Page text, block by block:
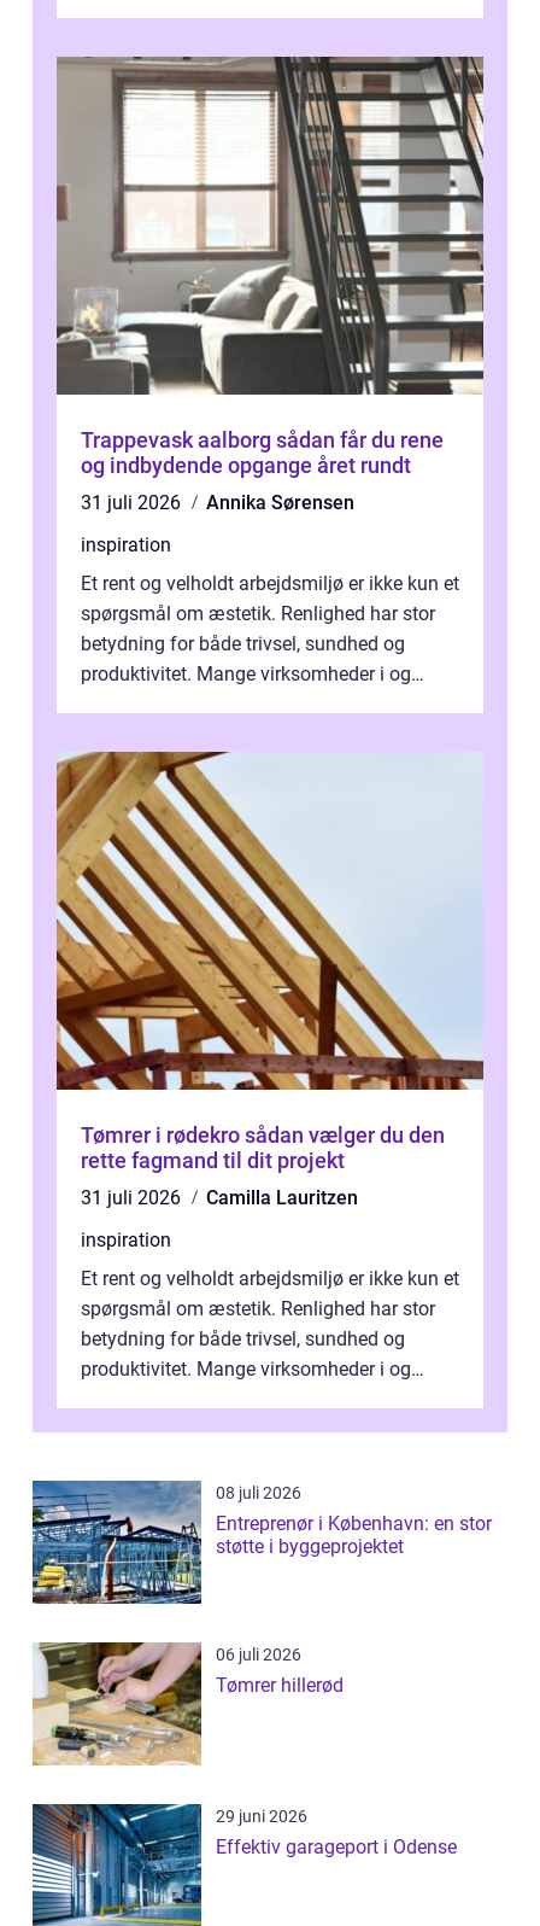
Trappevask aalborg sådan får du rene
og indbydende opgange året rundt
31 juli 2026
Annika Sørensen
inspiration
Et rent og velholdt arbejdsmiljø er ikke kun et
spørgsmål om æstetik. Renlighed har stor
betydning for både trivsel, sundhed og
produktivitet. Mange virksomheder i og
Tømrer i rødekro sådan vælger du den
rette fagmand til dit projekt
31 juli 2026
Camilla Lauritzen
inspiration
Et rent og velholdt arbejdsmiljø er ikke kun et
spørgsmål om æstetik. Renlighed har stor
betydning for både trivsel, sundhed og
produktivitet. Mange virksomheder i og
08 juli 2026
Entreprenør i København: en stor
støtte i byggeprojektet
06 juli 2026
Tømrer hillerød
29 juni 2026
Effektiv garageport i Odense